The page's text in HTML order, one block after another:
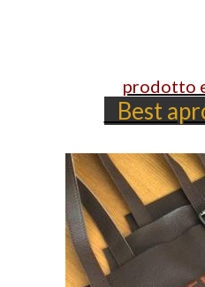
prodotto
Best